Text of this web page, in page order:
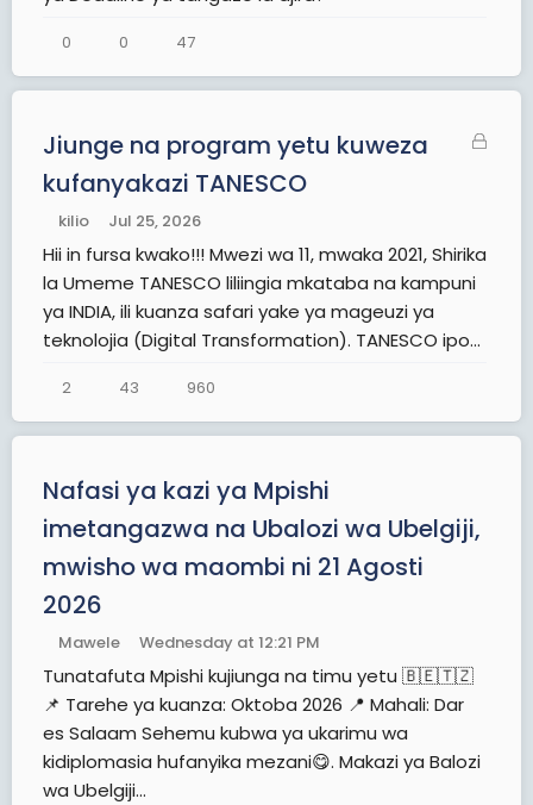
0 0 47
C
Jiunge na program yetu kuweza
kufanyakazi TANESCO
kilio Jul 25, 2026
Hii in fursa kwako!!! Mwezi wa 11, mwaka 2021, Shirika
la Umeme TANESCO liliingia mkataba na kampuni
ya INDIA, ili kuanza safari yake ya mageuzi ya
teknolojia (Digital Transformation). TANESCO ipo...
2 43 960
Nafasi ya kazi ya Mpishi
imetangazwa na Ubalozi wa Ubelgiji,
mwisho wa maombi ni 21 Agosti
2026
Mawele Wednesday at 12:21 PM
Tunatafuta Mpishi kujiunga na timu yetu 🇧🇪🇹🇿
📌 Tarehe ya kuanza: Oktoba 2026 📍 Mahali: Dar
es Salaam Sehemu kubwa ya ukarimu wa
kidiplomasia hufanyika mezani😋. Makazi ya Balozi
wa Ubelgiji...